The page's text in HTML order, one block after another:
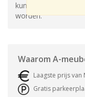
kunnen de eiken
worden.
Waarom A-
Laagste prijs van
Gratis